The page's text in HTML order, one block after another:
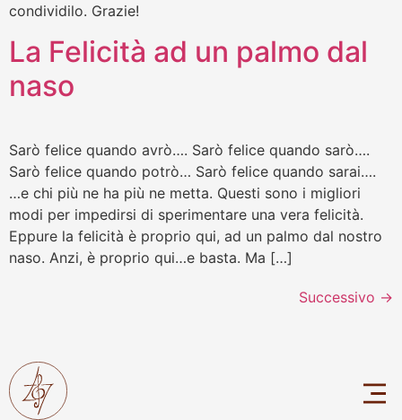
condividilo. Grazie!
La Felicità ad un palmo dal
naso
Sarò felice quando avrò…. Sarò felice quando sarò….
Sarò felice quando potrò… Sarò felice quando sarai….
…e chi più ne ha più ne metta. Questi sono i migliori
modi per impedirsi di sperimentare una vera felicità.
Eppure la felicità è proprio qui, ad un palmo dal nostro
naso. Anzi, è proprio qui…e basta. Ma […]
Successivo →